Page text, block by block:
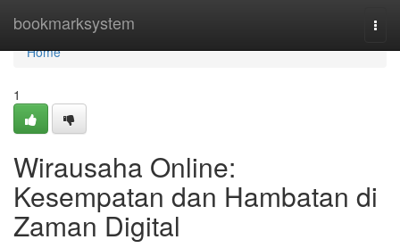
bookmarksystem
Home
Home
1
Wirausaha Online:
Kesempatan dan Hambatan di
Zaman Digital